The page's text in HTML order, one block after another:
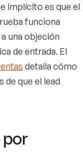
implícito es que el
funciona
una objeción
de entrada. El
detalla cómo
que el lead
por